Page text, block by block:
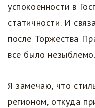
успокоенности в
статичности. И
после Торжества
все было незыблемо.
Я замечаю, что
регионом, откуда